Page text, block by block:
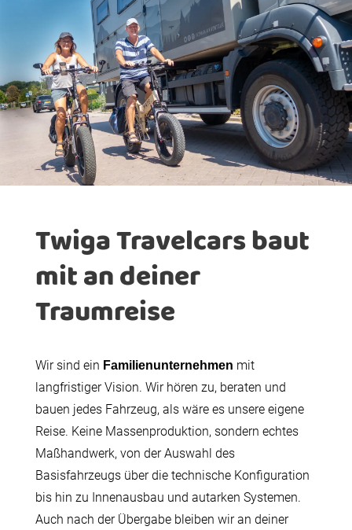
Twiga Travelcars baut
mit an deiner
Traumreise
Wir sind ein Familienunternehmen mit
langfristiger Vision. Wir hören zu, beraten und
bauen jedes Fahrzeug, als wäre es unsere eigene
Reise. Keine Massenproduktion, sondern echtes
Maßhandwerk, von der Auswahl des
Basisfahrzeugs über die technische Konfiguration
bis hin zu Innenausbau und autarken Systemen.
Auch nach der Übergabe bleiben wir an deiner